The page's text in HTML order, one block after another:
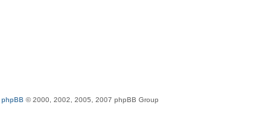
phpBB © 2000, 2002, 2005, 2007 phpBB Group